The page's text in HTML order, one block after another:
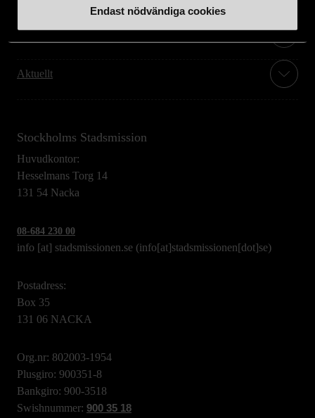
Endast nödvändiga cookies
Om oss
Aktuellt
Stockholms Stadsmission
Huvudkontor:
Hesselmans Torg 14
131 54 Nacka
08-684 230 00
info [at] stadsmissionen.se (info[at]stadsmissionen[dot]se)
Postadress:
Box 35
131 06 NACKA
Org.nr: 802003-1954
Plusgiro: 900351-8
Bankgiro: 900-3518
Swishnummer: 900 35 18